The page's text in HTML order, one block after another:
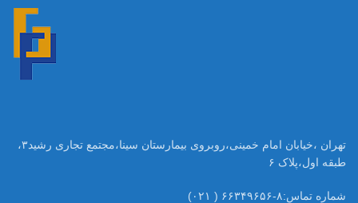
تهران ،خیابان امام خمینی،روبروی بیمارستان سینا،مجتمع تجاری رشید۳،
طبقه اول،پلاک ۶
شماره تماس:۸-۶۶۳۴۹۶۵۶ ( ۰۲۱)